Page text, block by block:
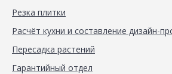
Резка плитки
Расчёт кухни и составление дизайн-
Пересадка растений
Гарантийный отдел